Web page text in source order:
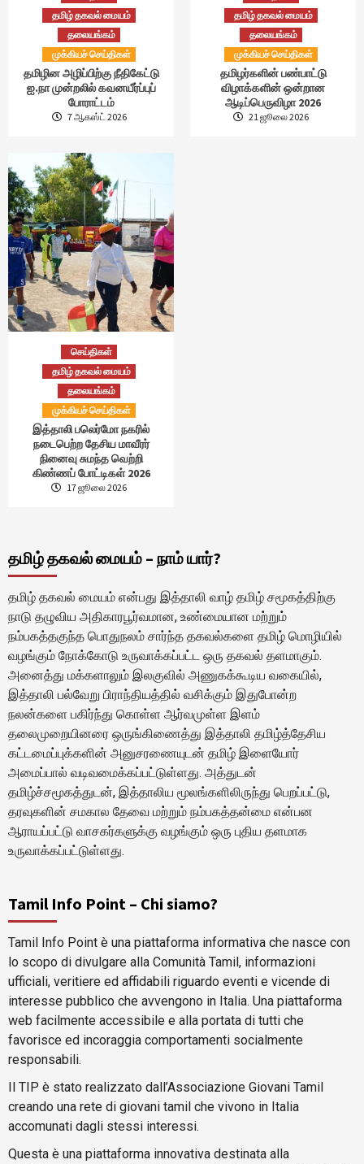
தமிழ் தகவல் மையம்
தலையங்கம்
முக்கியச் செய்திகள்
தமிழின அழிப்பிற்கு நீதிகேட்டு
ஐ.நா முன்றலில் கவனயீர்ப்புப்
போராட்டம்
7 ஆகஸ்ட் 2026
தமிழ் தகவல் மையம்
தலையங்கம்
முக்கியச் செய்திகள்
தமிழர்களின் பண்பாட்டு
விழாக்களின் ஒன்றான
ஆடிப்பெருவிழா 2026
21 ஜூலை 2026
செய்திகள்
தமிழ் தகவல் மையம்
தலையங்கம்
முக்கியச் செய்திகள்
இத்தாலி பலெர்மோ நகரில்
நடைபெற்ற தேசிய மாவீரர்
நினைவு சுமந்த வெற்றி
கிண்ணப் போட்டிகள் 2026
17 ஜூலை 2026
தமிழ் தகவல் மையம் – நாம் யார்?
தமிழ் தகவல் மையம் என்பது இத்தாலி வாழ் தமிழ் சமூகத்திற்கு
நாடு தழுவிய அதிகாரபூர்வமான, உண்மையான மற்றும்
நம்பகத்தகுந்த பொதுநலம் சார்ந்த தகவல்களை தமிழ் மொழியில்
வழங்கும் நோக்கோடு உருவாக்கப்பட்ட ஒரு தகவல் தளமாகும்.
அனைத்து மக்களாலும் இலகுவில் அணுகக்கூடிய வகையில்,
இத்தாலி பல்வேறு பிராந்தியத்தில் வசிக்கும் இதுபோன்ற
நலன்களை பகிர்ந்து கொள்ள ஆர்வமுள்ள இளம்
தலைமுறையினரை ஒருங்கிணைத்து இத்தாலி தமிழ்த்தேசிய
கட்டமைப்புக்களின் அனுசரணையுடன் தமிழ் இளையோர்
அமைப்பால் வடிவமைக்கப்பட்டுள்ளது. அத்துடன்
தமிழ்ச்சமூகத்துடன், இத்தாலிய மூலங்களிலிருந்து பெறப்பட்டு,
தரவுகளின் சமகால தேவை மற்றும் நம்பகத்தன்மை என்பன
ஆராயப்பட்டு வாசகர்களுக்கு வழங்கும் ஒரு புதிய தளமாக
உருவாக்கப்பட்டுள்ளது.
Tamil Info Point – Chi siamo?
Tamil Info Point è una piattaforma informativa che nasce con
lo scopo di divulgare alla Comunità Tamil, informazioni
ufficiali, veritiere ed affidabili riguardo eventi e vicende di
interesse pubblico che avvengono in Italia. Una piattaforma
web facilmente accessibile e alla portata di tutti che
favorisce ed incoraggia comportamenti socialmente
responsabili.
Il TIP è stato realizzato dall’Associazione Giovani Tamil
creando una rete di giovani tamil che vivono in Italia
accomunati dagli stessi interessi.
Questa è una piattaforma innovativa destinata alla